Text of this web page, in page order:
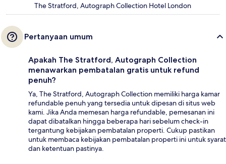
The Stratford, Autograph Collection Hotel London
Pertanyaan umum
Apakah The Stratford, Autograph Collection
menawarkan pembatalan gratis untuk refund
penuh?
Ya, The Stratford, Autograph Collection memiliki harga kamar
refundable penuh yang tersedia untuk dipesan di situs web
kami. Jika Anda memesan harga refundable, pemesanan ini
dapat dibatalkan hingga beberapa hari sebelum check-in
tergantung kebijakan pembatalan properti. Cukup pastikan
untuk membaca kebijakan pembatalan properti ini untuk syarat
dan ketentuan pastinya.